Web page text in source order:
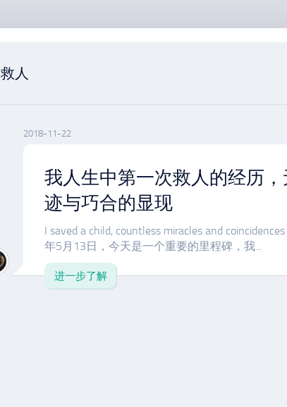
救人
2018-11-22
我人生中第一次救人的经历
迹与巧合的显现
I saved a child, countless miracles and
年5月13日，今天是一个重要的里程碑，我...
进一步了解